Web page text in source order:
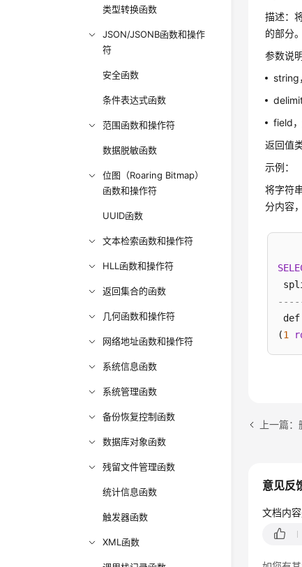
类型转换函数
JSON/JSONB函数和操作
符
安全函数
条件表达式函数
范围函数和操作符
数据脱敏函数
位图（Roaring Bitmap）
函数和操作符
UUID函数
文本检索函数和操作符
HLL函数和操作符
返回集合的函数
几何函数和操作符
网络地址函数和操作符
系统信息函数
系统管理函数
备份恢复控制函数
数据库对象函数
残留文件管理函数
统计信息函数
触发器函数
XML函数
描述：
的部分
参数说明
string
field
返回值
示例：
将字符
分内容
def
(1
上一篇
意见反
文档内